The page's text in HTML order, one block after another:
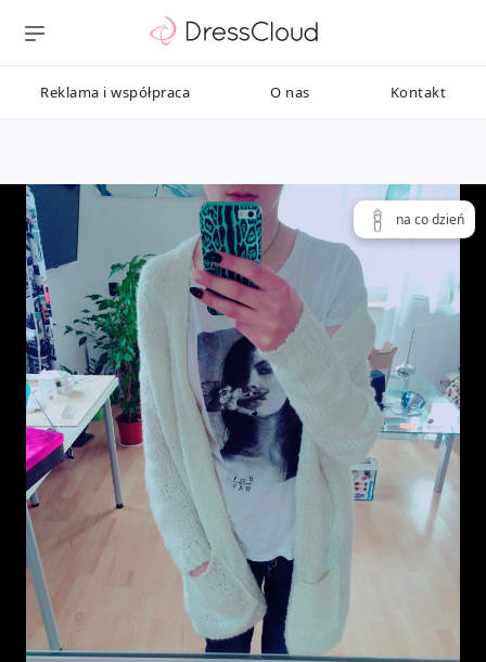
Reklama i współpraca O nas Kontakt
na co dzień